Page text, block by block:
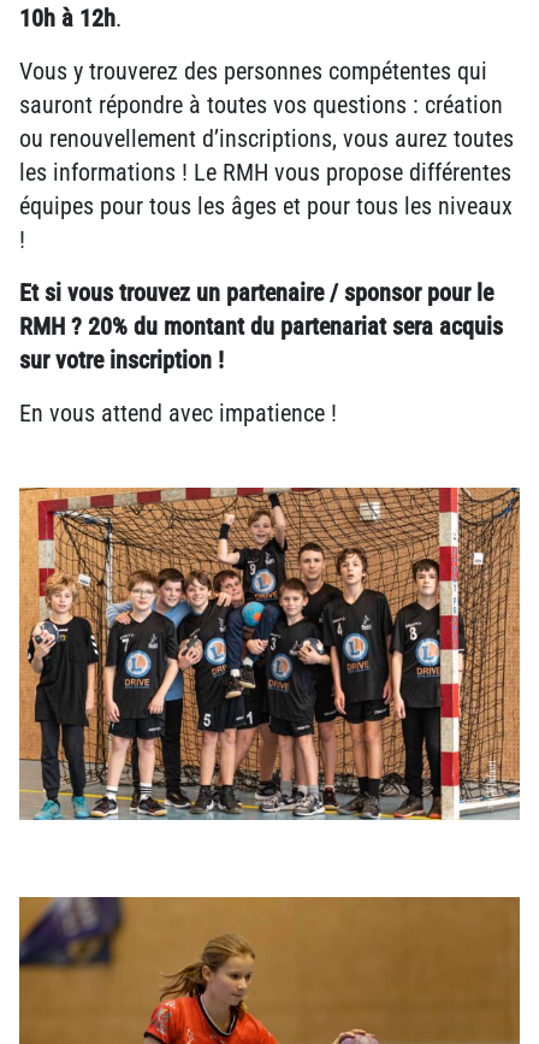
10h à 12h.
Vous y trouverez des personnes compétentes qui
sauront répondre à toutes vos questions : création
ou renouvellement d’inscriptions, vous aurez toutes
les informations ! Le RMH vous propose différentes
équipes pour tous les âges et pour tous les niveaux
!
Et si vous trouvez un partenaire / sponsor pour le
RMH ? 20% du montant du partenariat sera acquis
sur votre inscription !
En vous attend avec impatience !